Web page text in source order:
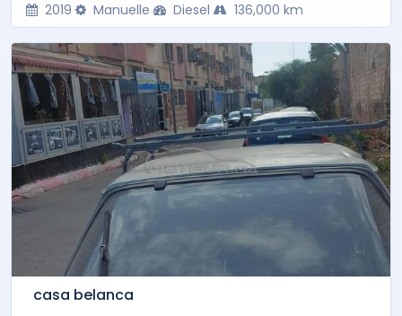
2019 Manuelle Diesel 136,000 km
casa belanca